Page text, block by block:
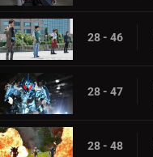
28 - 46
28 - 47
28 - 48